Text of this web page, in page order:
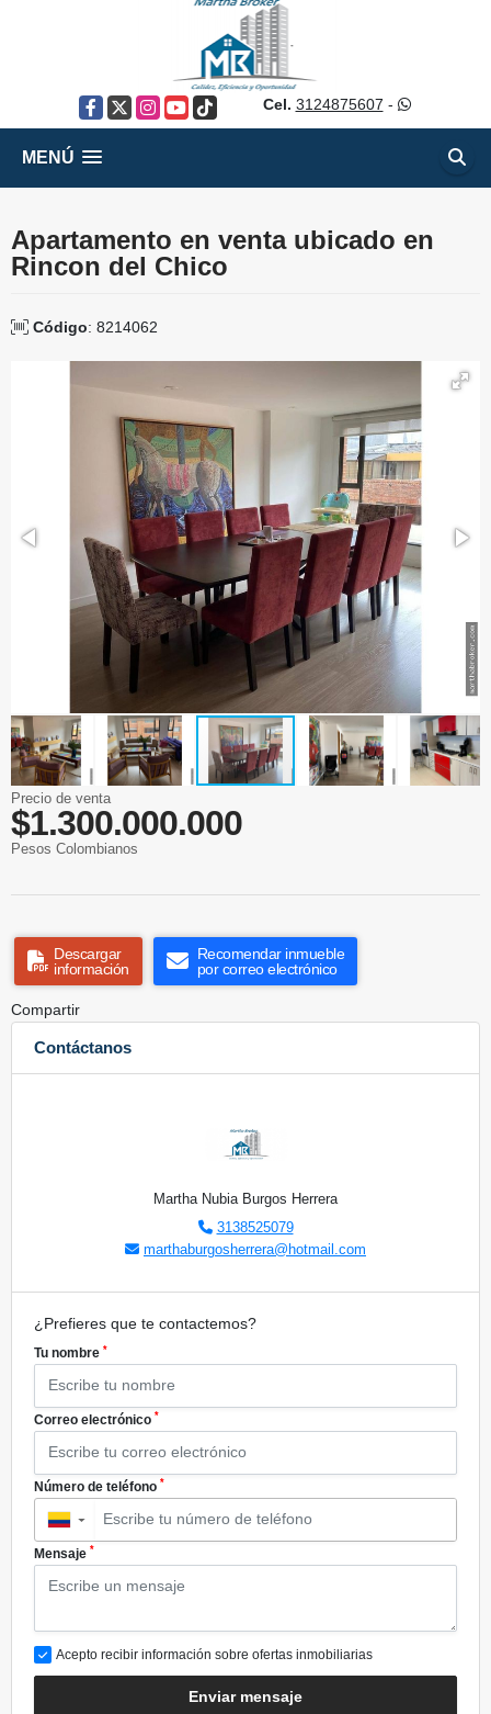
Facebook
X Instagram
YouTube
TikTok Cel. 3124875607 -
MENÚ
Apartamento en venta ubicado en
Rincon del Chico
Código: 8214062
Precio de venta
$1.300.000.000
Pesos Colombianos
Descargar
información
Recomendar inmueble
por correo electrónico
Compartir
Contáctanos
Martha Nubia Burgos Herrera
3138525079
marthaburgosherrera@hotmail.com
¿Prefieres que te contactemos?
Tu nombre *
Correo electrónico *
Número de teléfono *
▼
Mensaje *
Acepto recibir información sobre ofertas inmobiliarias
Enviar mensaje